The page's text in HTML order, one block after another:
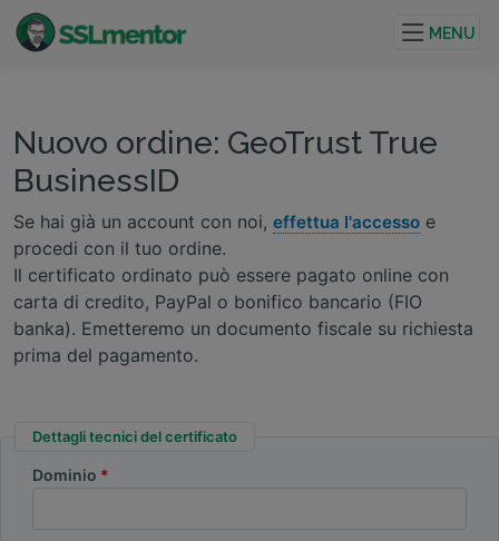
internet.
MENU
Nuovo ordine: GeoTrust True
BusinessID
Se hai già un account con noi, effettua l'accesso e
procedi con il tuo ordine.
Il certificato ordinato può essere pagato online con
carta di credito, PayPal o bonifico bancario (FIO
banka). Emetteremo un documento fiscale su richiesta
prima del pagamento.
Dettagli tecnici del certificato
Dominio